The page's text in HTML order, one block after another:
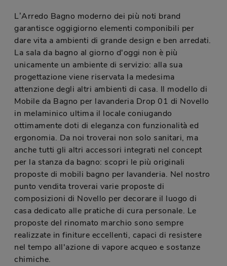
L’Arredo Bagno moderno dei più noti brand
garantisce oggigiorno elementi componibili per
dare vita a ambienti di grande design e ben arredati.
La sala da bagno al giorno d'oggi non è più
unicamente un ambiente di servizio: alla sua
progettazione viene riservata la medesima
attenzione degli altri ambienti di casa. Il modello di
Mobile da Bagno per lavanderia Drop 01 di Novello
in melaminico ultima il locale coniugando
ottimamente doti di eleganza con funzionalità ed
ergonomia. Da noi troverai non solo sanitari, ma
anche tutti gli altri accessori integrati nel concept
per la stanza da bagno: scopri le più originali
proposte di mobili bagno per lavanderia. Nel nostro
punto vendita troverai varie proposte di
composizioni di Novello per decorare il luogo di
casa dedicato alle pratiche di cura personale. Le
proposte del rinomato marchio sono sempre
realizzate in finiture eccellenti, capaci di resistere
nel tempo all'azione di vapore acqueo e sostanze
chimiche.